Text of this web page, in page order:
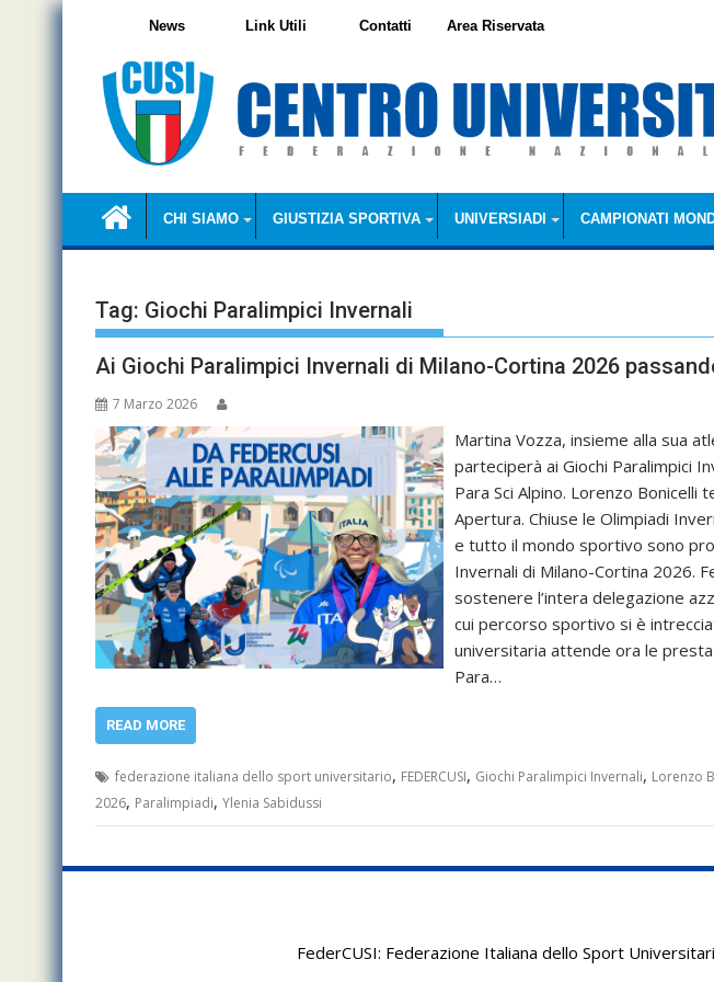
Skip
CHI SIAMO GIUSTIZIA SPORTIVA UNIVERSIADI CAMPIONATI
News Link Utili Contatti Area Riservata
Tag: Giochi Paralimpici Invernali
Ai Giochi Paralimpici Invernali di Milano-Cortina 2026
7 Marzo 2026
Martina Vozza, insieme alla sua
parteciperà ai Giochi Paralimpici
Para Sci Alpino. Lorenzo Bonicelli
Apertura. Chiuse le Olimpiadi
e tutto il mondo sportivo sono
Invernali di Milano-Cortina 2026.
sostenere l’intera delegazione
cui percorso sportivo si è
universitaria attende ora le
Para…
READ MORE
federazione italiana dello sport universitario, FEDERCUSI, Giochi Paralimpici Invernali, Lorenzo
2026, Paralimpiadi, Ylenia Sabidussi
FederCUSI: Federazione Italiana dello Sport